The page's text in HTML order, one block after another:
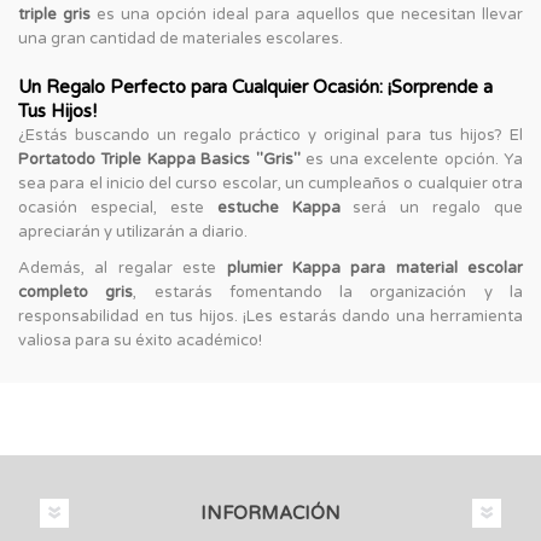
triple gris es una opción ideal para aquellos que necesitan llevar
una gran cantidad de materiales escolares.
Un Regalo Perfecto para Cualquier Ocasión: ¡Sorprende a
Tus Hijos!
¿Estás buscando un regalo práctico y original para tus hijos? El
Portatodo Triple Kappa Basics "Gris"es una excelente opción. Ya
sea para el inicio del curso escolar, un cumpleaños o cualquier otra
ocasión especial, este estuche Kappaserá un regalo que
apreciarán y utilizarán a diario.
Además, al regalar este plumier Kappa para material escolar
completo gris, estarás fomentando la organización y la
responsabilidad en tus hijos. ¡Les estarás dando una herramienta
valiosa para su éxito académico!
INFORMACIÓN